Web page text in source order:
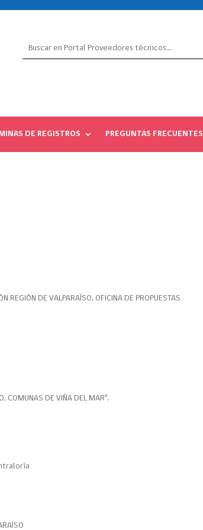
DE REGISTROS PREGUNTAS FRECUENTES
REGIÓN DE VALPARAÍSO, OFICINA DE PROPUESTAS
COMUNAS DE VIÑA DEL MAR”.